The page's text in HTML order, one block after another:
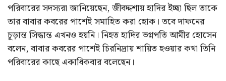
পরিবারের সদস্যরা জানিয়েছেন, জীবদ্দশায় হাদির ইচ্ছা ছিল তাকে
তার বাবার কবরের পাশেই সমাহিত করা হোক। তবে দাফনের
চূড়ান্ত সিদ্ধান্ত এখনও হয়নি। নিহত হাদির ভগ্নপতি আমীর হোসেন
বলেন, বাবার কবরের পাশেই চিরনিদ্রায় শায়িত হওয়ার কথা তিনি
পরিবারের কাছে একাধিকবার বলেছেন।